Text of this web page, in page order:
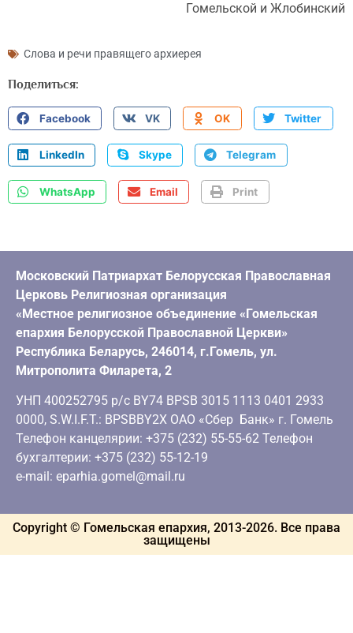
Гомельской и Жлобинский
Слова и речи правящего архиерея
Поделиться:
Facebook VK OK Twitter
LinkedIn Skype Telegram
WhatsApp Email Print
Московский Патриархат Белорусская Православная
Церковь Религиозная организация
«Местное религиозное объединение «Гомельская
епархия Белорусской Православной Церкви»
Республика Беларусь, 246014, г.Гомель, ул.
Митрополита Филарета, 2
УНП 400252795 р/с BY74 BPSB 3015 1113 0401 2933
0000, S.W.I.F.T.: BPSBBY2X ОАО «Сбер Банк» г. Гомель
Телефон канцелярии: +375 (232) 55-55-62 Телефон
бухгалтерии: +375 (232) 55-12-19
e-mail: eparhia.gomel@mail.ru
Copyright © Гомельская епархия, 2013-2026. Все права
защищены